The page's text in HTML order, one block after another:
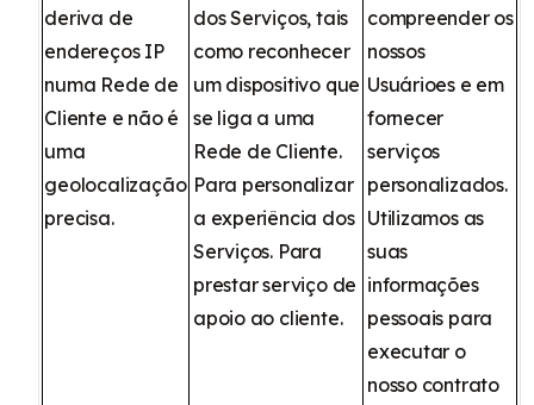
deriva de
endereços IP
numa Rede de
Cliente e não é
uma
geolocalização
precisa.
dos Serviços, tais
como reconhecer
um dispositivo que
se liga a uma
Rede de Cliente.
Para personalizar
a experiência dos
Serviços. Para
prestar serviço de
apoio ao cliente.
compreender os
nossos
Usuárioes e em
fornecer
serviços
personalizados.
Utilizamos as
suas
informações
pessoais para
executar o
nosso contrato